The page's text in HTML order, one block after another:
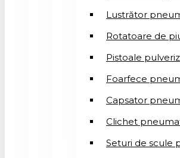
Lustrător
Rotatoare de
Pistoale
Foarfece
Capsator
Clichet
Seturi de scule